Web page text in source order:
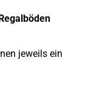
jeweils ein